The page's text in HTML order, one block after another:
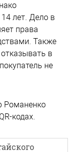
14 лет. Дело в
права
Также
в
не
Романенко
кодах.